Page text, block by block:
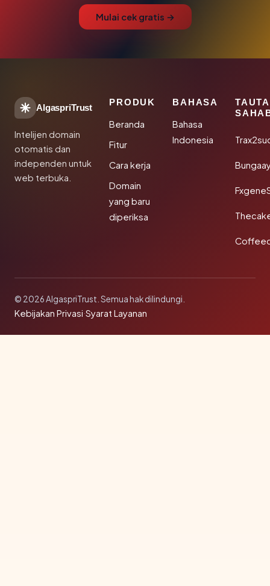
Mulai cek gratis →
AlgaspriTrust
Intelijen domain
otomatis dan
independen untuk
web terbuka.
PRODUK
Beranda
Fitur
Cara kerja
Domain
yang baru
diperiksa
BAHASA
Bahasa
Indonesia
© 2026 AlgaspriTrust. Semua hak dilindungi.
Kebijakan Privasi·Syarat Layanan